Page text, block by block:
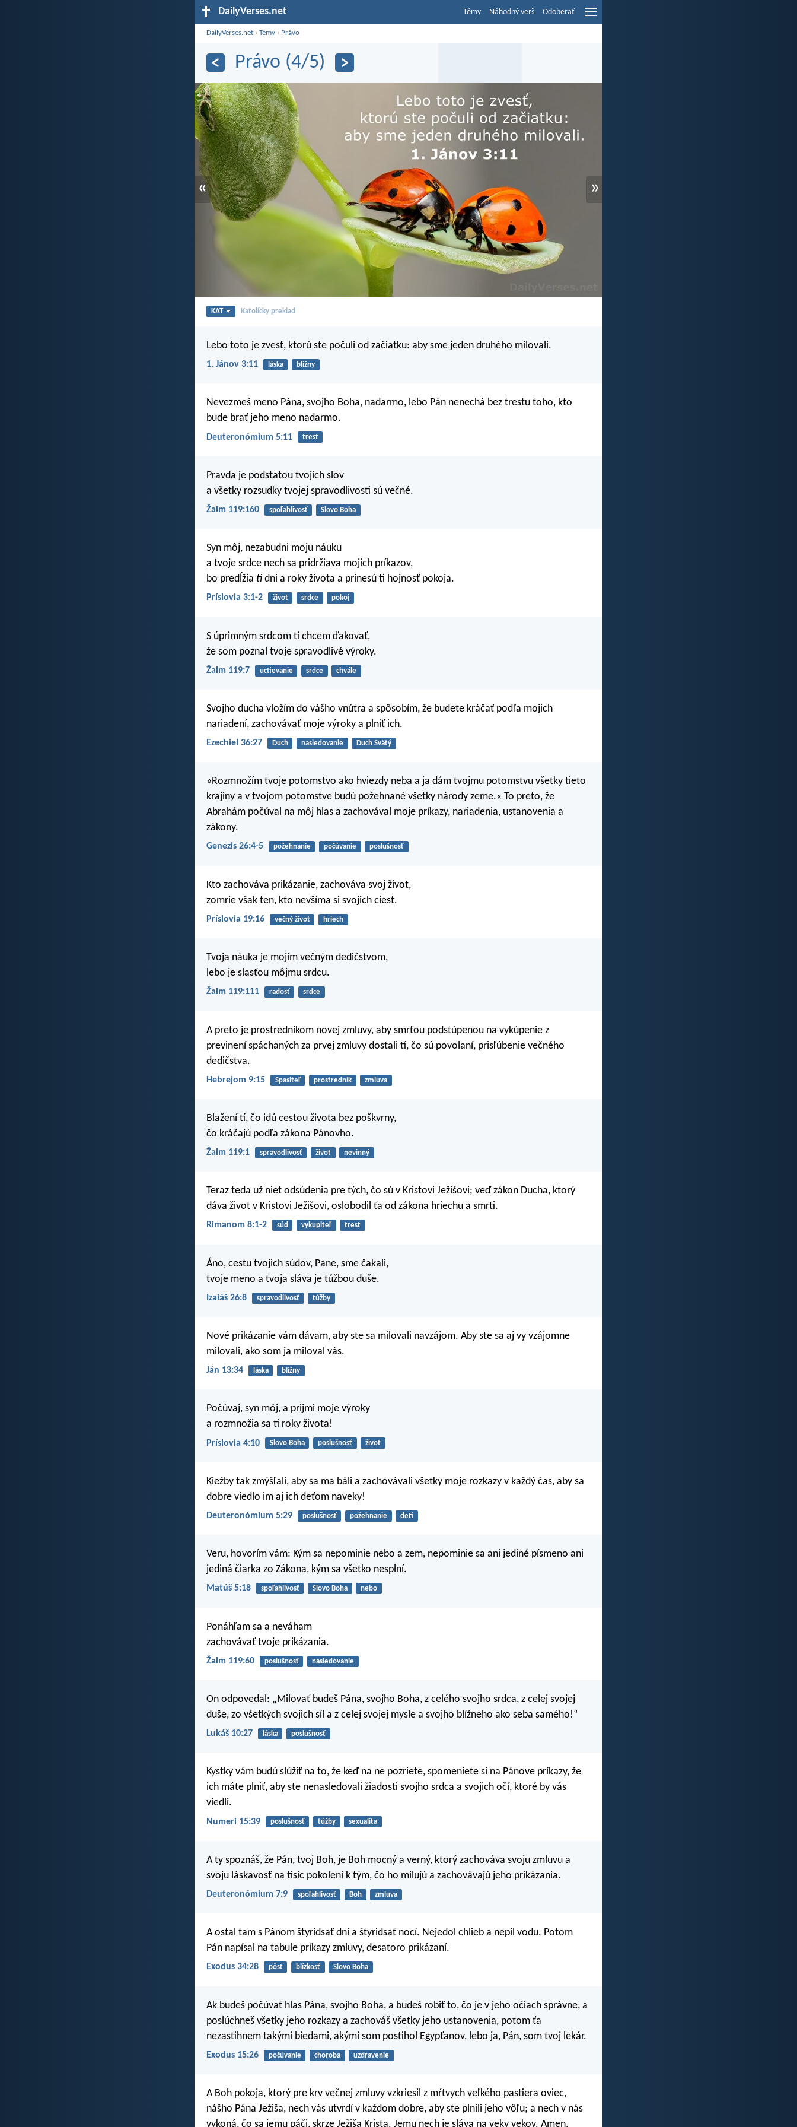
DailyVerses.net Témy Náhodný verš Odoberať
DailyVerses.net ›Témy › Právo
Právo (4/5)
« »
KAT Katolícky preklad
Lebo toto je zvesť, ktorú ste počuli od začiatku: aby sme jeden druhého milovali.
1. Jánov 3:11 láska blížny
Nevezmeš meno Pána, svojho Boha, nadarmo, lebo Pán nenechá bez trestu toho, kto
bude brať jeho meno nadarmo.
Deuteronómium 5:11 trest
Pravda je podstatou tvojich slov
a všetky rozsudky tvojej spravodlivosti sú večné.
Žalm 119:160 spoľahlivosť Slovo Boha
Syn môj, nezabudni moju náuku
a tvoje srdce nech sa pridržiava mojich príkazov,
bo predĺžia ti dni a roky života a prinesú ti hojnosť pokoja.
Príslovia 3:1-2 život srdce pokoj
S úprimným srdcom ti chcem ďakovať,
že som poznal tvoje spravodlivé výroky.
Žalm 119:7 uctievanie srdce chvále
Svojho ducha vložím do vášho vnútra a spôsobím, že budete kráčať podľa mojich
nariadení, zachovávať moje výroky a plniť ich.
Ezechiel 36:27 Duch nasledovanie Duch Svätý
»Rozmnožím tvoje potomstvo ako hviezdy neba a ja dám tvojmu potomstvu všetky tieto
krajiny a v tvojom potomstve budú požehnané všetky národy zeme.« To preto, že
Abrahám počúval na môj hlas a zachovával moje príkazy, nariadenia, ustanovenia a
zákony.
Genezis 26:4-5 požehnanie počúvanie poslušnosť
Kto zachováva prikázanie, zachováva svoj život,
zomrie však ten, kto nevšíma si svojich ciest.
Príslovia 19:16 večný život hriech
Tvoja náuka je mojím večným dedičstvom,
lebo je slasťou môjmu srdcu.
Žalm 119:111 radosť srdce
A preto je prostredníkom novej zmluvy, aby smrťou podstúpenou na vykúpenie z
previnení spáchaných za prvej zmluvy dostali tí, čo sú povolaní, prisľúbenie večného
dedičstva.
Hebrejom 9:15 Spasiteľ prostredník zmluva
Blažení tí, čo idú cestou života bez poškvrny,
čo kráčajú podľa zákona Pánovho.
Žalm 119:1 spravodlivosť život nevinný
Teraz teda už niet odsúdenia pre tých, čo sú v Kristovi Ježišovi; veď zákon Ducha, ktorý
dáva život v Kristovi Ježišovi, oslobodil ťa od zákona hriechu a smrti.
Rimanom 8:1-2 súd vykupiteľ trest
Áno, cestu tvojich súdov, Pane, sme čakali,
tvoje meno a tvoja sláva je túžbou duše.
Izaiáš 26:8 spravodlivosť túžby
Nové prikázanie vám dávam, aby ste sa milovali navzájom. Aby ste sa aj vy vzájomne
milovali, ako som ja miloval vás.
Ján 13:34 láska blížny
Počúvaj, syn môj, a prijmi moje výroky
a rozmnožia sa ti roky života!
Príslovia 4:10 Slovo Boha poslušnosť život
Kiežby tak zmýšľali, aby sa ma báli a zachovávali všetky moje rozkazy v každý čas, aby sa
dobre viedlo im aj ich deťom naveky!
Deuteronómium 5:29 poslušnosť požehnanie deti
Veru, hovorím vám: Kým sa nepominie nebo a zem, nepominie sa ani jediné písmeno ani
jediná čiarka zo Zákona, kým sa všetko nesplní.
Matúš 5:18 spoľahlivosť Slovo Boha nebo
Ponáhľam sa a neváham
zachovávať tvoje prikázania.
Žalm 119:60 poslušnosť nasledovanie
On odpovedal: „Milovať budeš Pána, svojho Boha, z celého svojho srdca, z celej svojej
duše, zo všetkých svojich síl a z celej svojej mysle a svojho blížneho ako seba samého!“
Lukáš 10:27 láska poslušnosť
Kystky vám budú slúžiť na to, že keď na ne pozriete, spomeniete si na Pánove príkazy, že
ich máte plniť, aby ste nenasledovali žiadosti svojho srdca a svojich očí, ktoré by vás
viedli.
Numeri 15:39 poslušnosť túžby sexualita
A ty spoznáš, že Pán, tvoj Boh, je Boh mocný a verný, ktorý zachováva svoju zmluvu a
svoju láskavosť na tisíc pokolení k tým, čo ho milujú a zachovávajú jeho prikázania.
Deuteronómium 7:9 spoľahlivosť Boh zmluva
A ostal tam s Pánom štyridsať dní a štyridsať nocí. Nejedol chlieb a nepil vodu. Potom
Pán napísal na tabule príkazy zmluvy, desatoro prikázaní.
Exodus 34:28 pôst blízkosť Slovo Boha
Ak budeš počúvať hlas Pána, svojho Boha, a budeš robiť to, čo je v jeho očiach správne, a
poslúchneš všetky jeho rozkazy a zachováš všetky jeho ustanovenia, potom ťa
nezastihnem takými biedami, akými som postihol Egypťanov, lebo ja, Pán, som tvoj lekár.
Exodus 15:26 počúvanie choroba uzdravenie
A Boh pokoja, ktorý pre krv večnej zmluvy vzkriesil z mŕtvych veľkého pastiera oviec,
nášho Pána Ježiša, nech vás utvrdí v každom dobre, aby ste plnili jeho vôľu; a nech v nás
vykoná, čo sa jemu páči, skrze Ježiša Krista. Jemu nech je sláva na veky vekov. Amen.